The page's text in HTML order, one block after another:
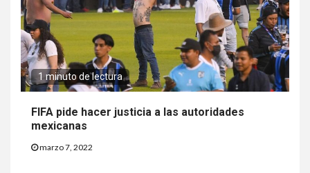
1 minuto de lectura
FIFA pide hacer justicia a las autoridades
mexicanas
marzo 7, 2022